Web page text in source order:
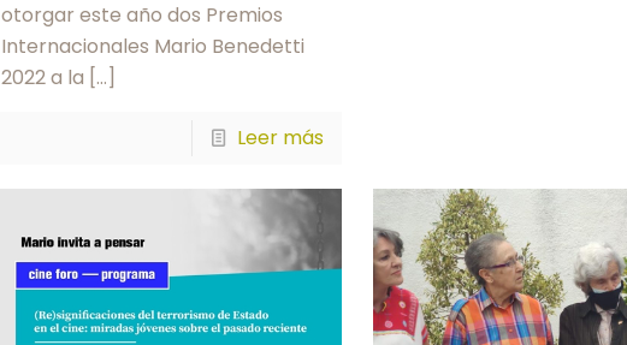
otorgar este año dos Premios
Internacionales Mario Benedetti
2022 a la […]
Leer más